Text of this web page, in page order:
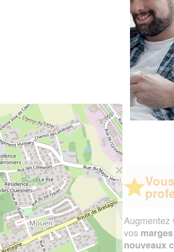
✕
Vous êtes un
professionnel ?
Augmentez votrechiffre d'affaireset
vosmargestout en gagnant de
nouveaux clients!